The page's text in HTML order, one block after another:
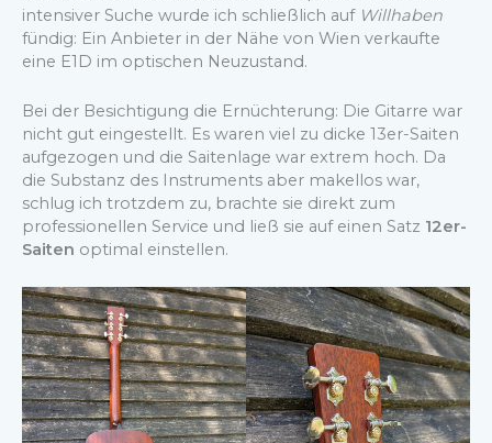
intensiver Suche wurde ich schließlich auf Willhaben
fündig: Ein Anbieter in der Nähe von Wien verkaufte
eine E1D im optischen Neuzustand.
Bei der Besichtigung die Ernüchterung: Die Gitarre war
nicht gut eingestellt. Es waren viel zu dicke 13er-Saiten
aufgezogen und die Saitenlage war extrem hoch. Da
die Substanz des Instruments aber makellos war,
schlug ich trotzdem zu, brachte sie direkt zum
professionellen Service und ließ sie auf einen Satz 12er-
Saiten optimal einstellen.